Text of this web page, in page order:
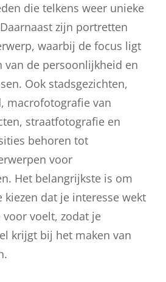
die telkens weer unieke
zijn portretten
waarbij de focus ligt
van de persoonlijkheid en
Ook stadsgezichten,
macrofotografie van
straatfotografie en
behoren tot
voor
Het belangrijkste is om
kiezen dat je interesse wekt
voor voelt, zodat je
krijgt bij het maken van